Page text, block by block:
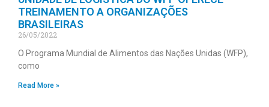
TREINAMENTO A ORGANIZAÇÕES
BRASILEIRAS
26/05/2022
O Programa Mundial de Alimentos das Nações Unidas (WFP),
como
Read More »